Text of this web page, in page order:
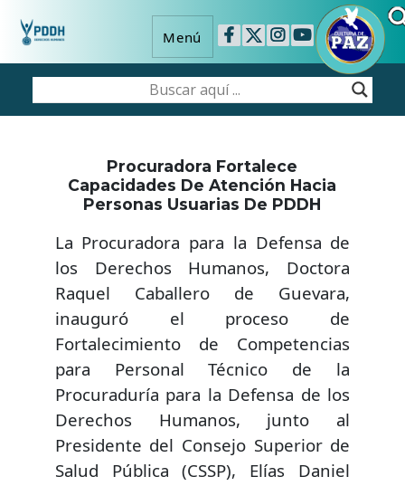
Menú
Procuradora Fortalece
Capacidades De Atención Hacia
Personas Usuarias De PDDH
La Procuradora para la Defensa de
los Derechos Humanos, Doctora
Raquel Caballero de Guevara,
inauguró el proceso de
Fortalecimiento de Competencias
para Personal Técnico de la
Procuraduría para la Defensa de los
Derechos Humanos, junto al
Presidente del Consejo Superior de
Salud Pública (CSSP), Elías Daniel